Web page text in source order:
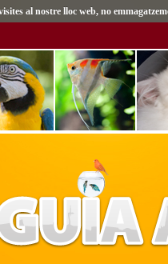
al nostre lloc web, no